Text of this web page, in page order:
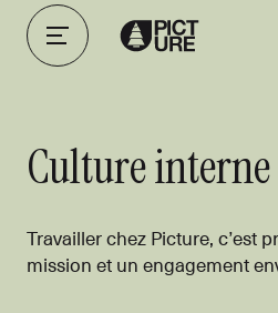
Culture interne
Travailler chez Picture, c’est
mission et un engagement